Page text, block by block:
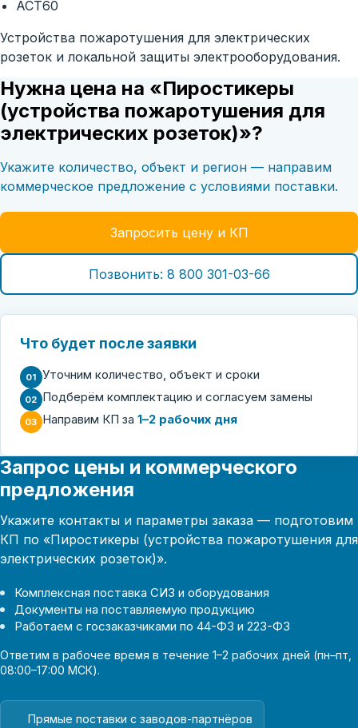
АСТ60
Устройства пожаротушения для электрических
розеток и локальной защиты электрооборудования.
Нужна цена на «Пиростикеры
(устройства пожаротушения для
электрических розеток)»?
Укажите количество, объект и регион — направим
коммерческое предложение с условиями поставки.
Запросить цену и КП
Позвонить: 8 800 301-03-66
Что будет после заявки
01 Уточним количество, объект и сроки
02 Подберём комплектацию и согласуем замены
03 Направим КП за 1–2 рабочих дня
Запрос цены и коммерческого
предложения
Укажите контакты и параметры заказа — подготовим
КП по «Пиростикеры (устройства пожаротушения для
электрических розеток)».
Комплексная поставка СИЗ и оборудования
Документы на поставляемую продукцию
Работаем с госзаказчиками по 44-ФЗ и 223-ФЗ
Ответим в рабочее время в течение 1–2 рабочих дней (пн–пт,
08:00–17:00 МСК).
Прямые поставки с заводов-партнёров